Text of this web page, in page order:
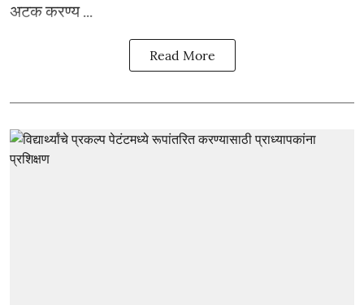
अटक करण्य ...
Read More